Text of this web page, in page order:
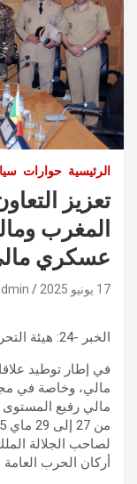
الرئيسية حوارات
تعزيز
المغرب
عسكري
17 يونيو 2025
الخبر -24: هيئة التحرير
في إطار توطيد
مالي، وخاصة في
مالي رفيع المستوى
لصاحب الجلالة
أركان الحرب